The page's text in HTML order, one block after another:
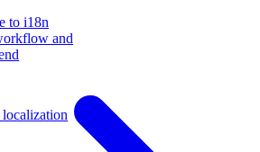
to i18n
and